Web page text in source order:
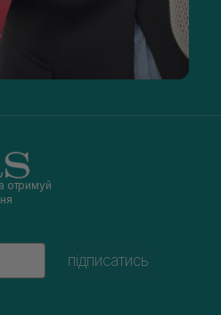
отримуй
підписатись